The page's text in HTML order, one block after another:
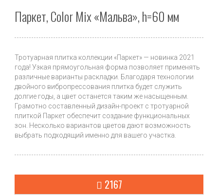
Паркет, Color Mix «Мальва», h=60 мм
Тротуарная плитка коллекции «Паркет» — новинка 2021
года! Узкая прямоугольная форма позволяет применять
различные варианты раскладки. Благодаря технологии
двойного вибропрессования плитка будет служить
долгие годы, а цвет останется таким же насыщенным.
Грамотно составленный дизайн-проект с тротуарной
плиткой Паркет обеспечит создание функциональных
зон. Несколько вариантов цветов дают возможность
выбрать подходящий именно для вашего участка.
2167